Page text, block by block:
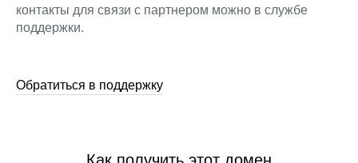
контакты для связи с партнером можно в службе
поддержки.
Обратиться в поддержку